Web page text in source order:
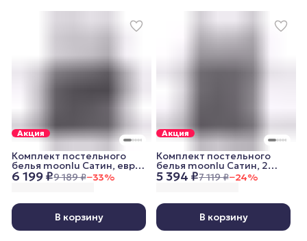
Акция
6 199 ₽9 189 ₽−33%
Комплект постельного
белья moonlu Сатин, евро,
наволочки 50x70 см,
графитовый
В корзину
Акция
5 394 ₽7 119 ₽−24%
Комплект постельного
белья moonlu Сатин, 2
спальный, наволочки
70x70 см, графитовый
В корзину